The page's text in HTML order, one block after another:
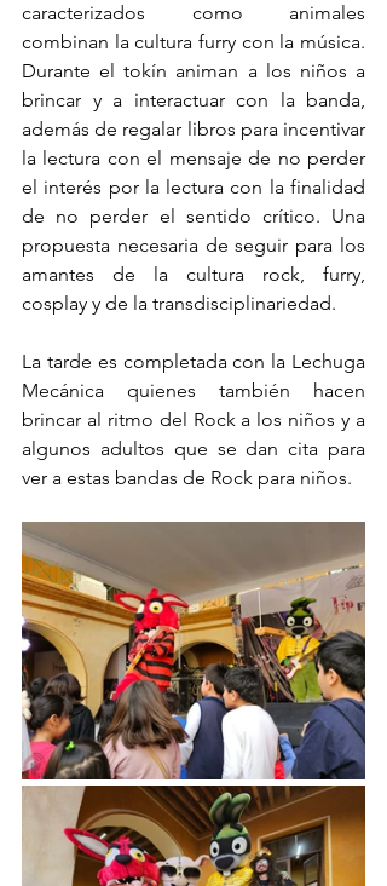
caracterizados como animales
combinan la cultura furry con la música.
Durante el tokín animan a los niños a
brincar y a interactuar con la banda,
además de regalar libros para incentivar
la lectura con el mensaje de no perder
el interés por la lectura con la finalidad
de no perder el sentido crítico. Una
propuesta necesaria de seguir para los
amantes de la cultura rock, furry,
cosplay y de la transdisciplinariedad.
La tarde es completada con la Lechuga
Mecánica quienes también hacen
brincar al ritmo del Rock a los niños y a
algunos adultos que se dan cita para
ver a estas bandas de Rock para niños.